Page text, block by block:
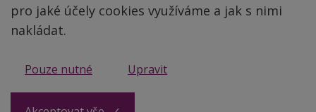
Obchodní podmínky
Zpracování a ochrana osobních údajů
pro jaké účely cookies využíváme a jak s nimi
nakládat.
Pouze nutné Upravit